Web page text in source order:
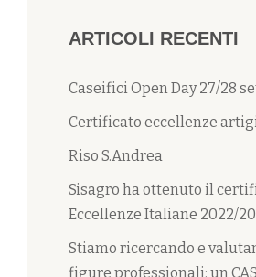
ARTICOLI RECENTI
Caseifici Open Day 27/28
Certificato eccellenze
Riso S.Andrea
Sisagro ha ottenuto il
Eccellenze Italiane 2022/
Stiamo ricercando e
figure professionali: un